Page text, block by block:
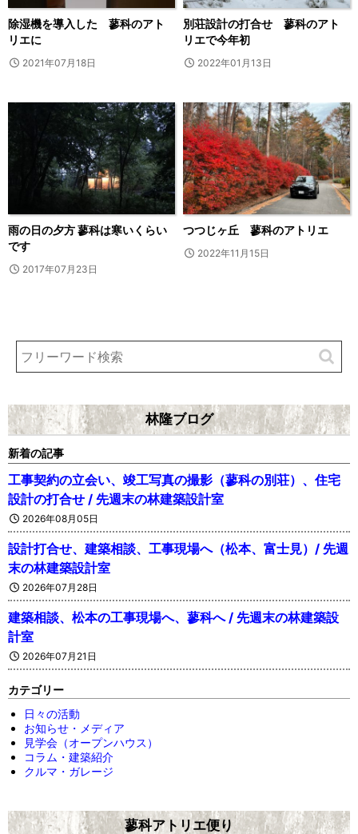
除湿機を導入した 蓼科のアト
リエに
2021年07月18日
別荘設計の打合せ 蓼科のアト
リエで今年初
2022年01月13日
雨の日の夕方 蓼科は寒いくらい
です
2017年07月23日
つつじヶ丘 蓼科のアトリエ
2022年11月15日
林隆ブログ
新着の記事
工事契約の立会い、竣工写真の撮影（蓼科の別荘）、住宅
設計の打合せ / 先週末の林建築設計室
2026年08月05日
設計打合せ、建築相談、工事現場へ（松本、富士見）/ 先週
末の林建築設計室
2026年07月28日
建築相談、松本の工事現場へ、蓼科へ / 先週末の林建築設
計室
2026年07月21日
カテゴリー
日々の活動
お知らせ・メディア
見学会（オープンハウス）
コラム・建築紹介
クルマ・ガレージ
蓼科アトリエ便り